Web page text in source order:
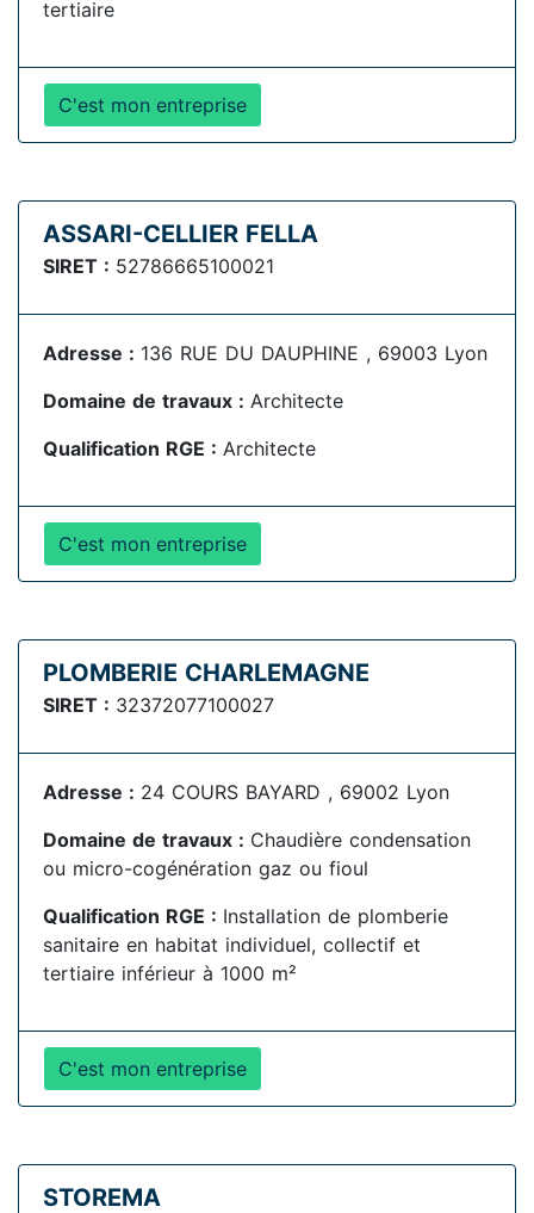
tertiaire
C'est mon entreprise
ASSARI-CELLIER FELLA
SIRET : 52786665100021
Adresse : 136 RUE DU DAUPHINE , 69003 Lyon
Domaine de travaux : Architecte
Qualification RGE : Architecte
C'est mon entreprise
PLOMBERIE CHARLEMAGNE
SIRET : 32372077100027
Adresse : 24 COURS BAYARD , 69002 Lyon
Domaine de travaux : Chaudière condensation
ou micro-cogénération gaz ou fioul
Qualification RGE : Installation de plomberie
sanitaire en habitat individuel, collectif et
tertiaire inférieur à 1000 m²
C'est mon entreprise
STOREMA